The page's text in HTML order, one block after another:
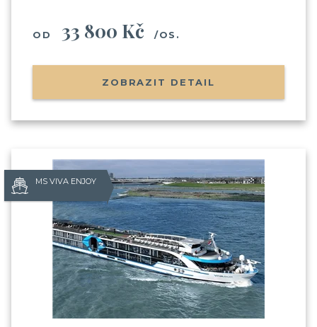
OD 33 800 Kč /OS.
ZOBRAZIT DETAIL
MS VIVA ENJOY